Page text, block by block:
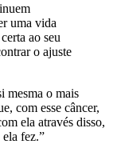
uma vida
ao seu
o ajuste
mesma o mais
com esse câncer,
ela através disso,
fez.”